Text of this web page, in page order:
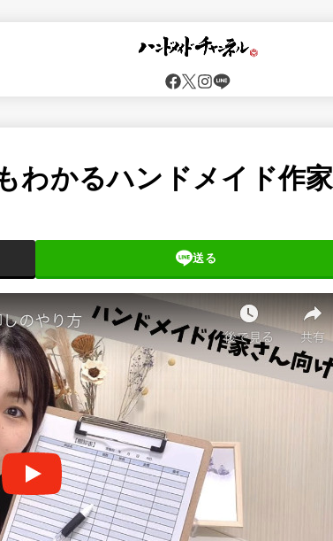
わかるハンドメイド作家
送る